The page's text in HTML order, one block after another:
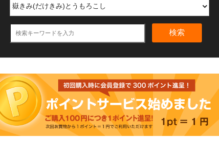
検索